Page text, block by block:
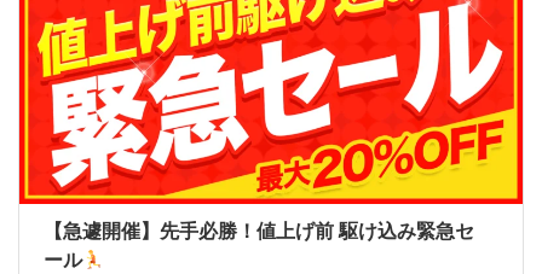
【急遽開催】先手必勝！値上げ前 駆け込み緊急セ
ール